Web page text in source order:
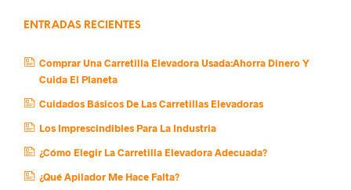
ENTRADAS RECIENTES
Comprar Una Carretilla Elevadora Usada:Ahorra Dinero Y
Cuida El Planeta
Cuidados Básicos De Las Carretillas Elevadoras
Los Imprescindibles Para La Industria
¿Cómo Elegir La Carretilla Elevadora Adecuada?
¿Qué Apilador Me Hace Falta?